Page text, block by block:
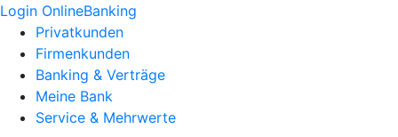
Login OnlineBanking
Privatkunden
Firmenkunden
Banking & Verträge
Meine Bank
Service & Mehrwerte